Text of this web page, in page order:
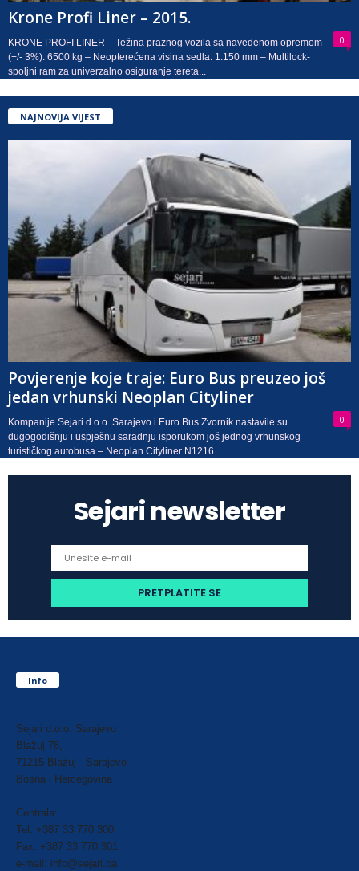
Krone Profi Liner – 2015.
0
KRONE PROFI LINER – Težina praznog vozila sa navedenom opremom
(+/- 3%): 6500 kg – Neopterećena visina sedla: 1.150 mm – Multilock-
spoljni ram za univerzalno osiguranje tereta...
NAJNOVIJA VIJEST
Povjerenje koje traje: Euro Bus preuzeo još
jedan vrhunski Neoplan Cityliner
0
Kompanije Sejari d.o.o. Sarajevo i Euro Bus Zvornik nastavile su
dugogodišnju i uspješnu saradnju isporukom još jednog vrhunskog
turističkog autobusa – Neoplan Cityliner N1216...
Sejari newsletter
Info
Sejari d.o.o. Sarajevo
Blažuj 78,
71215 Blažuj - Sarajevo
Bosna i Hercegovina
Centrala:
Tel: +387 33 770 300
Fax: +387 33 770 301
e-mail: info@sejari.ba